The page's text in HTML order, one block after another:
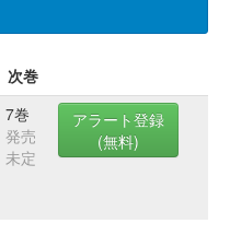
次巻
7巻
発売
未定
アラート登録
(無料)